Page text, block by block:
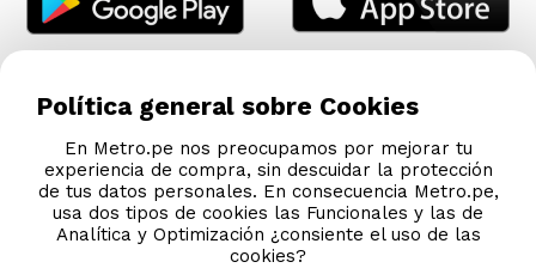
Política general sobre Cookies
En Metro.pe nos preocupamos por mejorar tu
experiencia de compra, sin descuidar la protección
de tus datos personales. En consecuencia Metro.pe,
usa dos tipos de cookies las Funcionales y las de
Analítica y Optimización ¿consiente el uso de las
cookies?